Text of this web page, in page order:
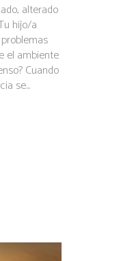
alterado
hijo/a
el ambiente
Cuando
se...